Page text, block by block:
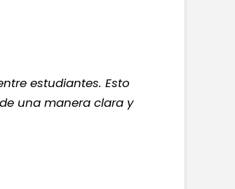
estudiantes. Esto
una manera clara y